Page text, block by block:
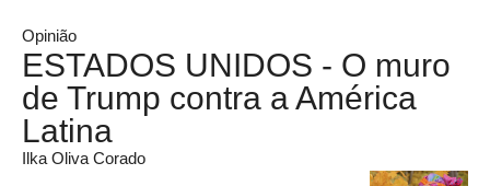
Opinião
ESTADOS UNIDOS - O muro
de Trump contra a América
Latina
Ilka Oliva Corado